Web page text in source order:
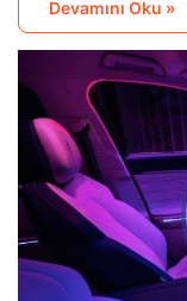
Devamını Oku »